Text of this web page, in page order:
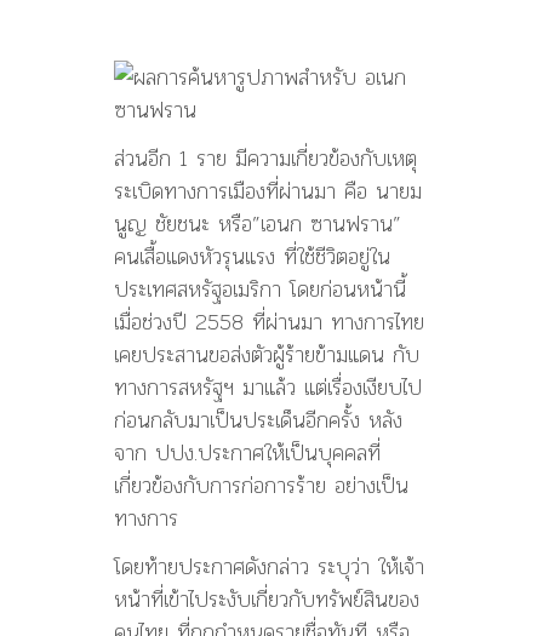
ส่วนอีก 1 ราย มีความเกี่ยวข้องกับเหตุ
ระเบิดทางการเมืองที่ผ่านมา คือ นายม
นูญ ชัยชนะ หรือ”เอนก ซานฟราน”
คนเสื้อแดงหัวรุนแรง ที่ใช้ชีวิตอยู่ใน
ประเทศสหรัฐอเมริกา โดยก่อนหน้านี้
เมื่อช่วงปี 2558 ที่ผ่านมา ทางการไทย
เคยประสานขอส่งตัวผู้ร้ายข้ามแดน กับ
ทางการสหรัฐฯ มาแล้ว แต่เรื่องเงียบไป
ก่อนกลับมาเป็นประเด็นอีกครั้ง หลัง
จาก ปปง.ประกาศให้เป็นบุคคลที่
เกี่ยวข้องกับการก่อการร้าย อย่างเป็น
ทางการ
โดยท้ายประกาศดังกล่าว ระบุว่า ให้เจ้า
หน้าที่เข้าไประงับเกี่ยวกับทรัพย์สินของ